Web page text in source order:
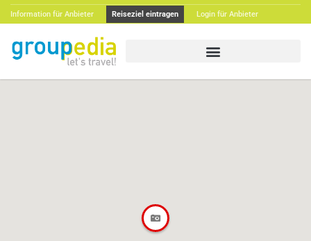
Information für Anbieter Reiseziel eintragen Login für Anbieter